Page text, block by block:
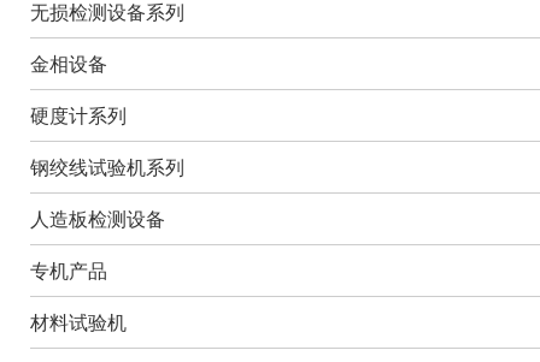
无损检测设备系列
金相设备
硬度计系列
钢绞线试验机系列
人造板检测设备
专机产品
材料试验机